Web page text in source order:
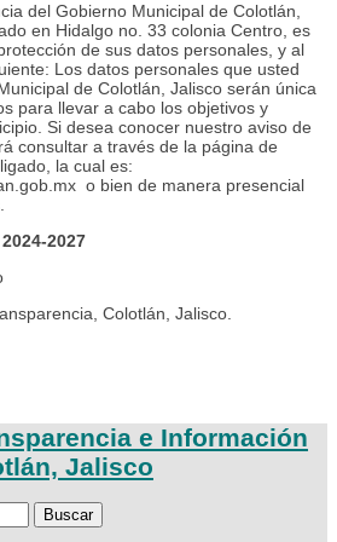
del Gobierno Municipal de Colotlán,
en Hidalgo no. 33 colonia Centro, es
de sus datos personales, y al
Los datos personales que usted
de Colotlán, Jalisco serán única
para llevar a cabo los objetivos y
Si desea conocer nuestro aviso de
consultar a través de la página de
la cual es:
o bien de manera presencial
2027
Colotlán, Jalisco.
Buscar